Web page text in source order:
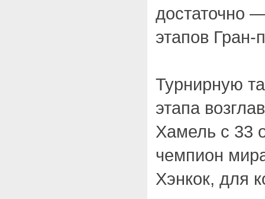
достаточно
этапов Гран-
Турнирную
этапа
Хамель с 33
чемпион
Хэнкок, для